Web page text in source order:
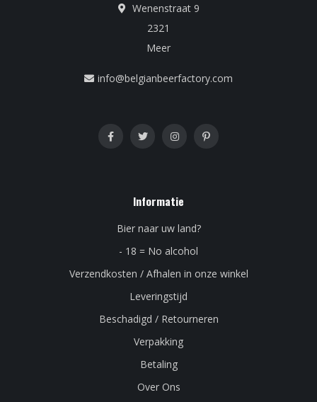
Wenenstraat 9
2321
Meer
info@belgianbeerfactory.com
Informatie
Bier naar uw land?
- 18 = No alcohol
Verzendkosten / Afhalen in onze winkel
Leveringstijd
Beschadigd / Retourneren
Verpakking
Betaling
Over Ons